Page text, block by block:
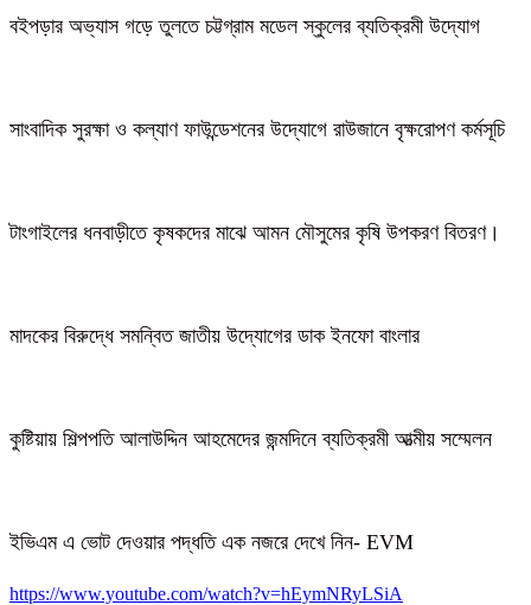
বইপড়ার অভ্যাস গড়ে তুলতে চট্টগ্রাম মডেল স্কুলের ব্যতিক্রমী উদ্যোগ
সাংবাদিক সুরক্ষা ও কল্যাণ ফাউন্ডেশনের উদ্যোগে রাউজানে বৃক্ষরোপণ কর্মসূচি
টাংগাইলের ধনবাড়ীতে কৃষকদের মাঝে আমন মৌসুমের কৃষি উপকরণ বিতরণ।
মাদকের বিরুদ্ধে সমন্বিত জাতীয় উদ্যোগের ডাক ইনফো বাংলার
কুষ্টিয়ায় শিল্পপতি আলাউদ্দিন আহমেদের জন্মদিনে ব্যতিক্রমী আত্মীয় সম্মেলন
ইভিএম এ ভোট দেওয়ার পদ্ধতি এক নজরে দেখে নিন- EVM
https://www.youtube.com/watch?v=hEymNRyLSiA